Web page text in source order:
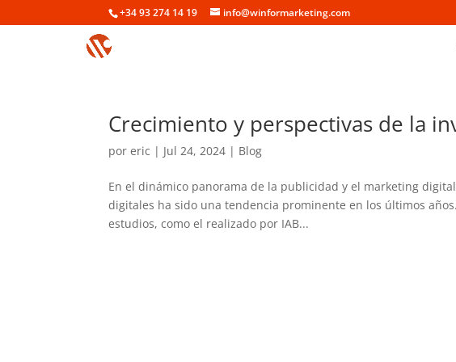
+34 93 274 14 19 info@winformarketing.com
Crecimiento y perspectivas de la
poreric | Jul 24, 2024 | Blog
En el dinámico panorama de la publicidad y el marketing
digitales ha sido una tendencia prominente en los últimos
estudios, como el realizado por IAB...